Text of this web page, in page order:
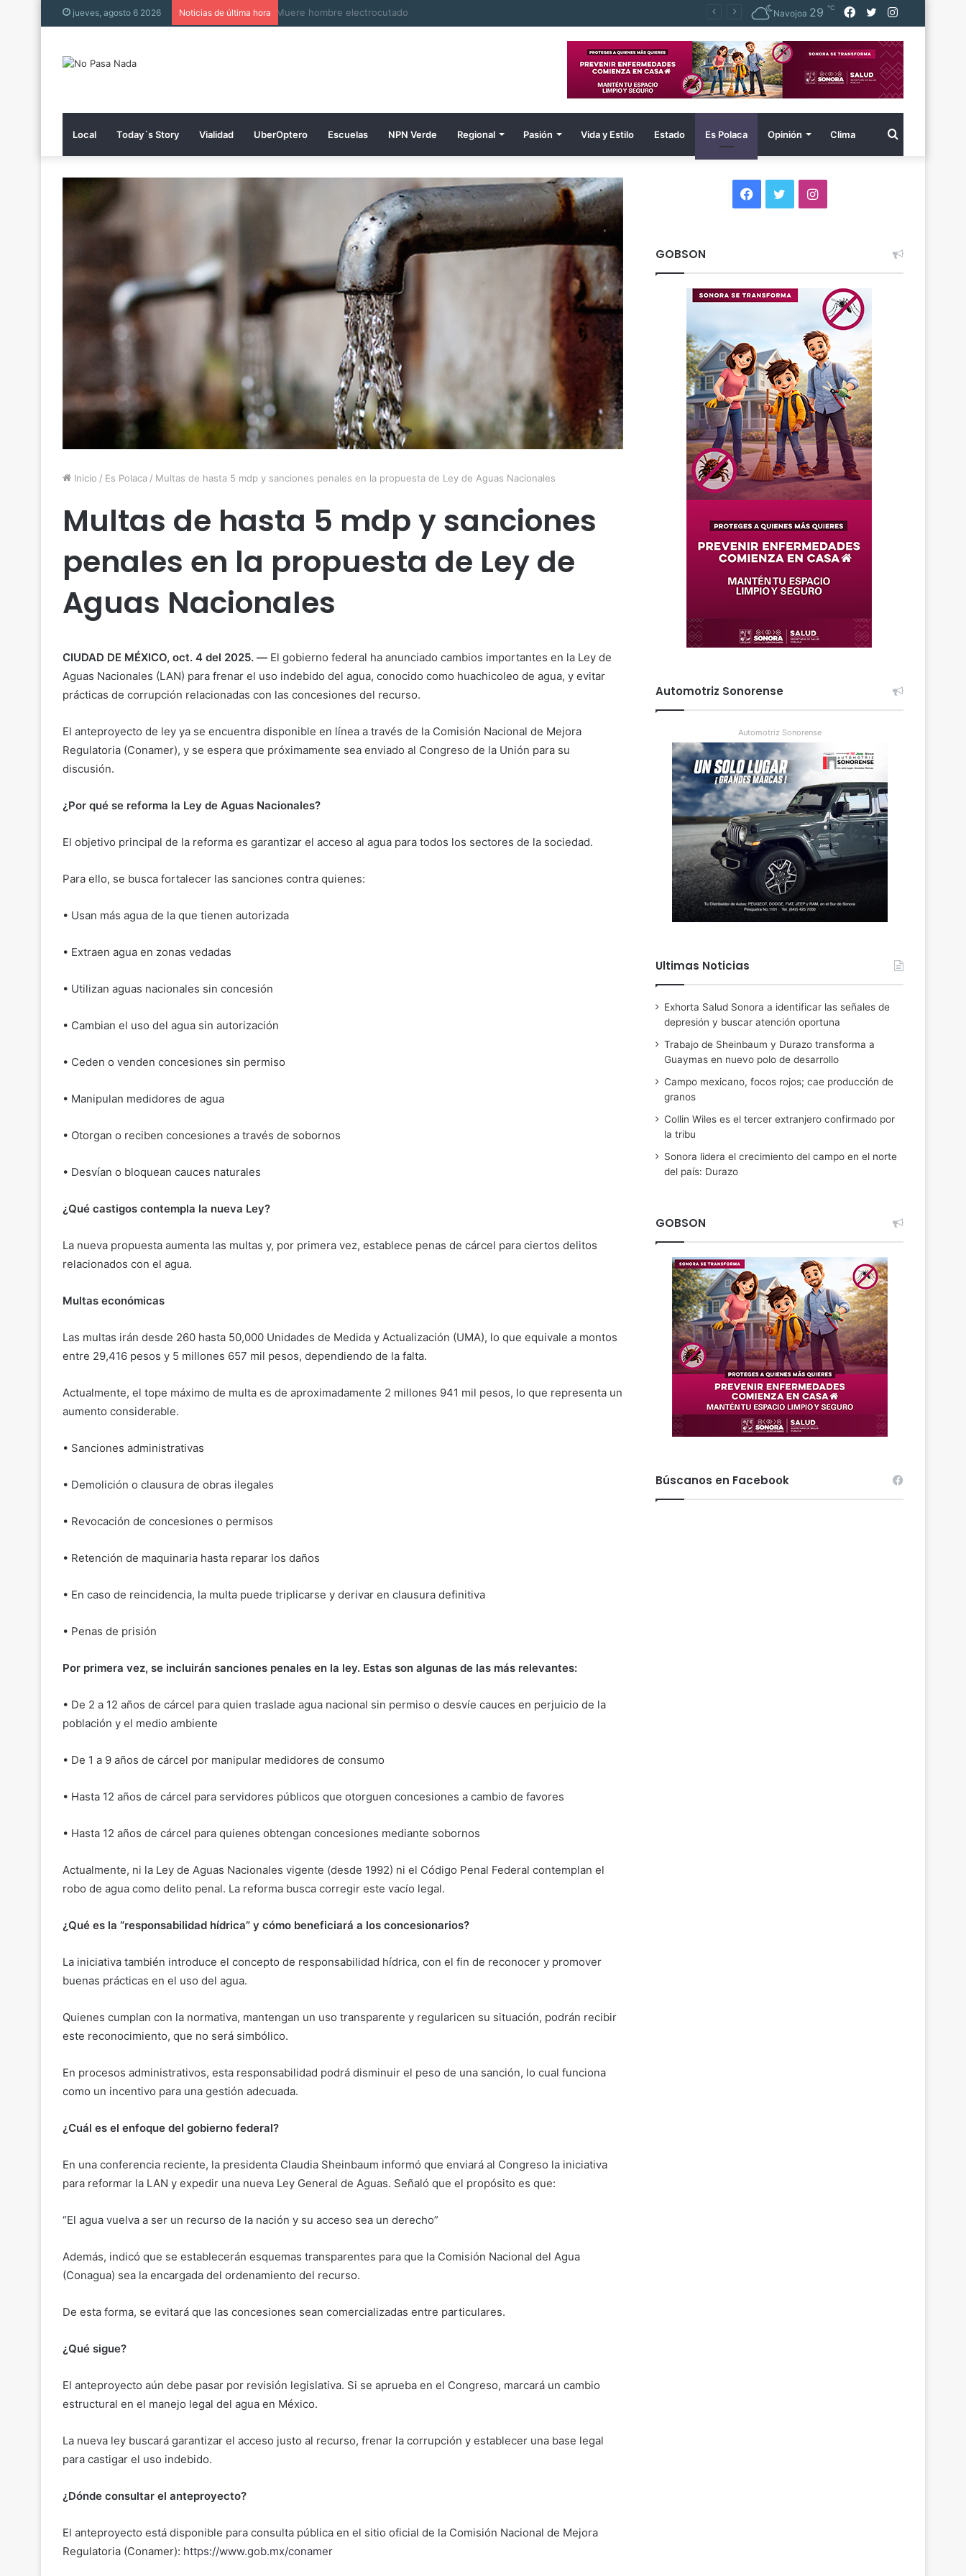
jueves, agosto 6 2026 Noticias de última hora Muere hombre electrocutado Instagram
Twitter
Facebook
Navojoa 29 ℃
Local Today´s Story Vialidad UberOptero Escuelas NPN Verde Regional Pasión Vida y Estilo Estado Es Polaca Opinión Clima Buscar
Inicio / Es Polaca / Multas de hasta 5 mdp y sanciones penales en la propuesta de Ley de Aguas Nacionales
Multas de hasta 5 mdp y sanciones
penales en la propuesta de Ley de
Aguas Nacionales
CIUDAD DE MÉXICO, oct. 4 del 2025. — El gobierno federal ha anunciado cambios importantes en la Ley de
Aguas Nacionales (LAN) para frenar el uso indebido del agua, conocido como huachicoleo de agua, y evitar
prácticas de corrupción relacionadas con las concesiones del recurso.
El anteproyecto de ley ya se encuentra disponible en línea a través de la Comisión Nacional de Mejora
Regulatoria (Conamer), y se espera que próximamente sea enviado al Congreso de la Unión para su
discusión.
¿Por qué se reforma la Ley de Aguas Nacionales?
El objetivo principal de la reforma es garantizar el acceso al agua para todos los sectores de la sociedad.
Para ello, se busca fortalecer las sanciones contra quienes:
• Usan más agua de la que tienen autorizada
• Extraen agua en zonas vedadas
• Utilizan aguas nacionales sin concesión
• Cambian el uso del agua sin autorización
• Ceden o venden concesiones sin permiso
• Manipulan medidores de agua
• Otorgan o reciben concesiones a través de sobornos
• Desvían o bloquean cauces naturales
¿Qué castigos contempla la nueva Ley?
La nueva propuesta aumenta las multas y, por primera vez, establece penas de cárcel para ciertos delitos
relacionados con el agua.
Multas económicas
Las multas irán desde 260 hasta 50,000 Unidades de Medida y Actualización (UMA), lo que equivale a montos
entre 29,416 pesos y 5 millones 657 mil pesos, dependiendo de la falta.
Actualmente, el tope máximo de multa es de aproximadamente 2 millones 941 mil pesos, lo que representa un
aumento considerable.
• Sanciones administrativas
• Demolición o clausura de obras ilegales
• Revocación de concesiones o permisos
• Retención de maquinaria hasta reparar los daños
• En caso de reincidencia, la multa puede triplicarse y derivar en clausura definitiva
• Penas de prisión
Por primera vez, se incluirán sanciones penales en la ley. Estas son algunas de las más relevantes:
• De 2 a 12 años de cárcel para quien traslade agua nacional sin permiso o desvíe cauces en perjuicio de la
población y el medio ambiente
• De 1 a 9 años de cárcel por manipular medidores de consumo
• Hasta 12 años de cárcel para servidores públicos que otorguen concesiones a cambio de favores
• Hasta 12 años de cárcel para quienes obtengan concesiones mediante sobornos
Actualmente, ni la Ley de Aguas Nacionales vigente (desde 1992) ni el Código Penal Federal contemplan el
robo de agua como delito penal. La reforma busca corregir este vacío legal.
¿Qué es la “responsabilidad hídrica” y cómo beneficiará a los concesionarios?
La iniciativa también introduce el concepto de responsabilidad hídrica, con el fin de reconocer y promover
buenas prácticas en el uso del agua.
Quienes cumplan con la normativa, mantengan un uso transparente y regularicen su situación, podrán recibir
este reconocimiento, que no será simbólico.
En procesos administrativos, esta responsabilidad podrá disminuir el peso de una sanción, lo cual funciona
como un incentivo para una gestión adecuada.
¿Cuál es el enfoque del gobierno federal?
En una conferencia reciente, la presidenta Claudia Sheinbaum informó que enviará al Congreso la iniciativa
para reformar la LAN y expedir una nueva Ley General de Aguas. Señaló que el propósito es que:
“El agua vuelva a ser un recurso de la nación y su acceso sea un derecho”
Además, indicó que se establecerán esquemas transparentes para que la Comisión Nacional del Agua
(Conagua) sea la encargada del ordenamiento del recurso.
De esta forma, se evitará que las concesiones sean comercializadas entre particulares.
¿Qué sigue?
El anteproyecto aún debe pasar por revisión legislativa. Si se aprueba en el Congreso, marcará un cambio
estructural en el manejo legal del agua en México.
La nueva ley buscará garantizar el acceso justo al recurso, frenar la corrupción y establecer una base legal
para castigar el uso indebido.
¿Dónde consultar el anteproyecto?
El anteproyecto está disponible para consulta pública en el sitio oficial de la Comisión Nacional de Mejora
Regulatoria (Conamer): https://www.gob.mx/conamer
Facebook
TwitterInstagram
GOBSON
Automotriz Sonorense
Automotriz Sonorense
Ultimas Noticias
Exhorta Salud Sonora a identificar las señales de
depresión y buscar atención oportuna
Trabajo de Sheinbaum y Durazo transforma a
Guaymas en nuevo polo de desarrollo
Campo mexicano, focos rojos; cae producción de
granos
Collin Wiles es el tercer extranjero confirmado por
la tribu
Sonora lidera el crecimiento del campo en el norte
del país: Durazo
GOBSON
Búscanos en Facebook